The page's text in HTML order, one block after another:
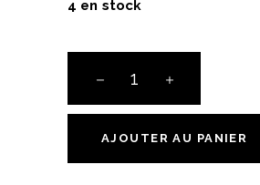
4 en stock
"Vilain"
AJOUTER AU PANIER